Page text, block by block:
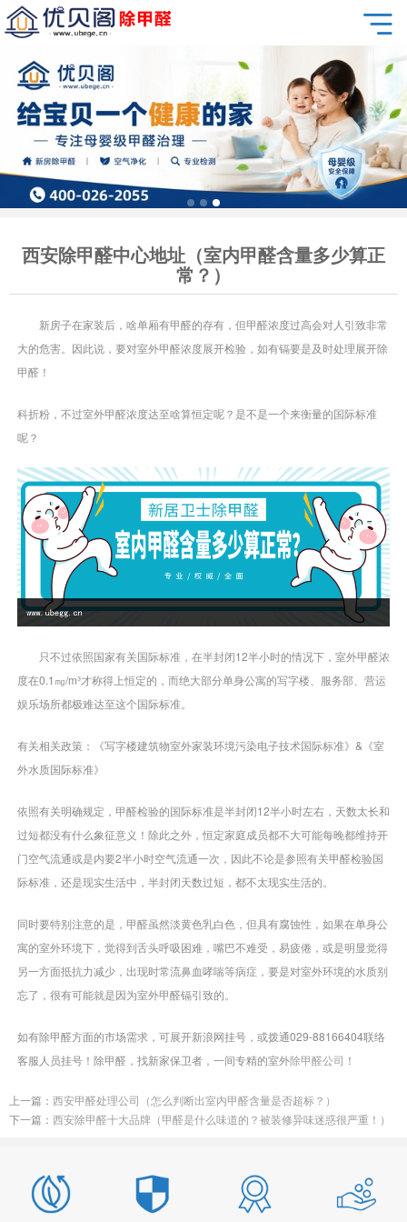
西安除甲醛中心地址（室内甲醛含量多少算正
常？）
新房子在家装后，啥单厢有甲醛的存有，但甲醛浓度过高会对人引致非常
大的危害。因此说，要对室外甲醛浓度展开检验，如有镉要是及时处理展开除
甲醛！
科折粉，不过室外甲醛浓度达至啥算恒定呢？是不是一个来衡量的国际标准
呢？
只不过依照国家有关国际标准，在半封闭12半小时的情况下，室外甲醛浓
度在0.1㎎/m³才称得上恒定的，而绝大部分单身公寓的写字楼、服务部、营运
娱乐场所都极难达至这个国际标准。
有关相关政策：《写字楼建筑物室外家装环境污染电子技术国际标准》&《室
外水质国际标准》
依照有关明确规定，甲醛检验的国际标准是半封闭12半小时左右，天数太长和
过短都没有什么象征意义！除此之外，恒定家庭成员都不大可能每晚都维持开
门空气流通或是内要2半小时空气流通一次，因此不论是参照有关甲醛检验国
际标准，还是现实生活中，半封闭天数过短，都不太现实生活的。
同时要特别注意的是，甲醛虽然淡黄色乳白色，但具有腐蚀性，如果在单身公
寓的室外环境下，觉得到舌头呼吸困难，嘴巴不难受，易疲倦，或是明显觉得
另一方面抵抗力减少，出现时常流鼻血哮喘等病症，要是对室外环境的水质别
忘了，很有可能就是因为室外甲醛镉引致的。
如有除甲醛方面的市场需求，可展开新浪网挂号，或拨通029-88166404联络
客服人员挂号！除甲醛，找新家保卫者，一间专精的室外除甲醛公司 ！
上一篇： 西安甲醛处理公司（怎么判断出室内甲醛含量是否超标？）
下一篇： 西安除甲醛十大品牌（甲醛是什么味道的？被装修异味迷惑很严重！）